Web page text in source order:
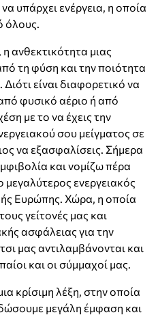
υπάρχει ενέργεια, η οποία
όλους.
ανθεκτικότητα μιας
τη φύση και την ποιότητα
είναι διαφορετικό να
φυσικό αέριο ή από
με το να έχεις την
σου μείγματος σε
να εξασφαλίσεις. Σήμερα
και νομίζω πέρα
ενεργειακός
Ευρώπης. Χώρα, η οποία
γείτονές μας και
ασφάλειας για την
μας αντιλαμβάνονται και
και οι σύμμαχοί μας.
κρίσιμη λέξη, στην οποία
μεγάλη έμφαση και